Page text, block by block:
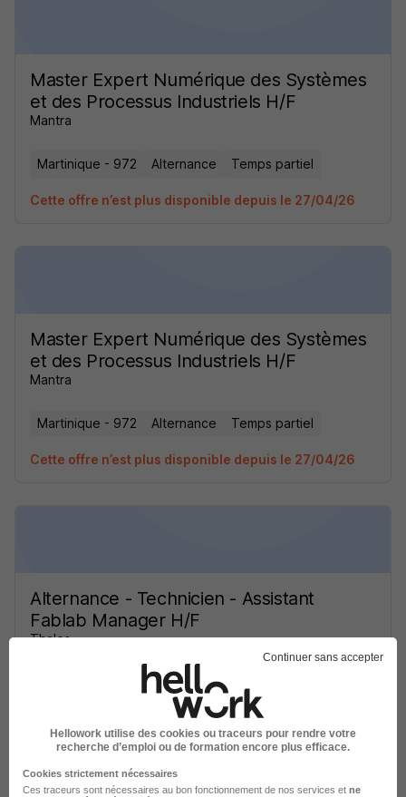
Master Expert Numérique des Systèmes
et des Processus Industriels H/F
Mantra
Martinique - 972 Alternance Temps partiel
Cette offre n’est plus disponible depuis le 27/04/26
Master Expert Numérique des Systèmes
et des Processus Industriels H/F
Mantra
Martinique - 972 Alternance Temps partiel
Cette offre n’est plus disponible depuis le 27/04/26
Alternance - Technicien - Assistant
Fablab Manager H/F
Thales
Alternance Temps partiel
Cette offre n’est plus disponible depuis le 10/05/26
Continuer sans accepter
Hellowork utilise des cookies ou traceurs pour rendre votre
recherche d’emploi ou de formation encore plus efficace.
Cookies strictement nécessaires
Ces traceurs sont nécessaires au bon fonctionnement de nos services et ne